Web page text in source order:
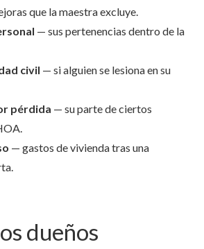
que la maestra excluye.
— sus pertenencias dentro de la
civil — si alguien se lesiona en su
pérdida — su parte de ciertos
— gastos de vivienda tras una
dueños